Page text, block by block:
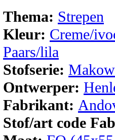
Thema: Strepen
Kleur: Creme/
Paars/lila
Stofserie:
Ontwerper:
Fabrikant:
Stof/art code